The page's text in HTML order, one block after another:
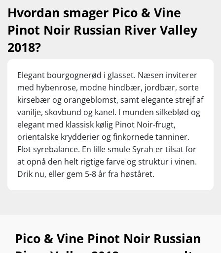
stk 219,95/ BEDSTE PRIS v/6 fl. 149,95
Hvordan smager Pico & Vine
Pinot Noir Russian River Valley
2018?
Elegant bourgognerød i glasset. Næsen inviterer
med hybenrose, modne hindbær, jordbær, sorte
kirsebær og orangeblomst, samt elegante strejf af
vanilje, skovbund og kanel. l munden silkeblød og
elegant med klassisk kølig Pinot Noir-frugt,
orientalske krydderier og finkornede tanniner.
Flot syrebalance. En lille smule Syrah er tilsat for
at opnå den helt rigtige farve og struktur i vinen.
Drik nu, eller gem 5-8 år fra høståret.
Pico & Vine Pinot Noir Russian